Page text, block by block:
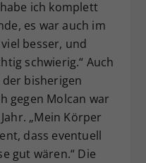
ich komplett
es war auch im
besser, und
schwierig.“ Auch
bisherigen
gegen Molcan war
„Mein Körper
dass eventuell
gut wären.“ Die